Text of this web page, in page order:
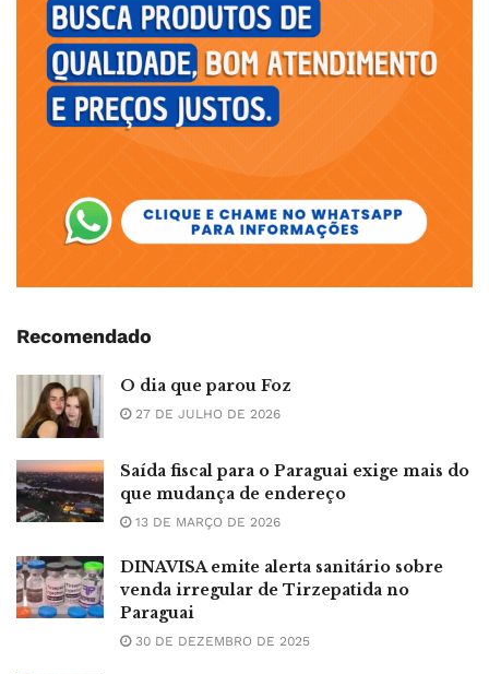
Recomendado
O dia que parou Foz
27 DE JULHO DE 2026
Saída fiscal para o Paraguai exige mais do
que mudança de endereço
13 DE MARÇO DE 2026
DINAVISA emite alerta sanitário sobre
venda irregular de Tirzepatida no
Paraguai
30 DE DEZEMBRO DE 2025